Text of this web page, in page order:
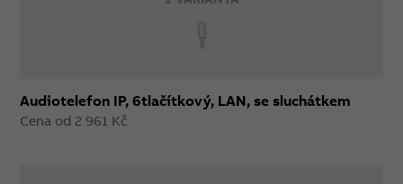
Audiotelefon IP, 6tlačítkový, LAN, se sluchátkem
Cena od 2 961 Kč